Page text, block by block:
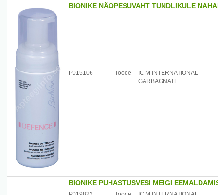
BIONIKE NÄOPESUVAHT TUNDLIKULE
P015106 Toode
ICIM INTERNATIONAL
GARBAGNATE
BIONIKE PUHASTUSVESI MEIGI